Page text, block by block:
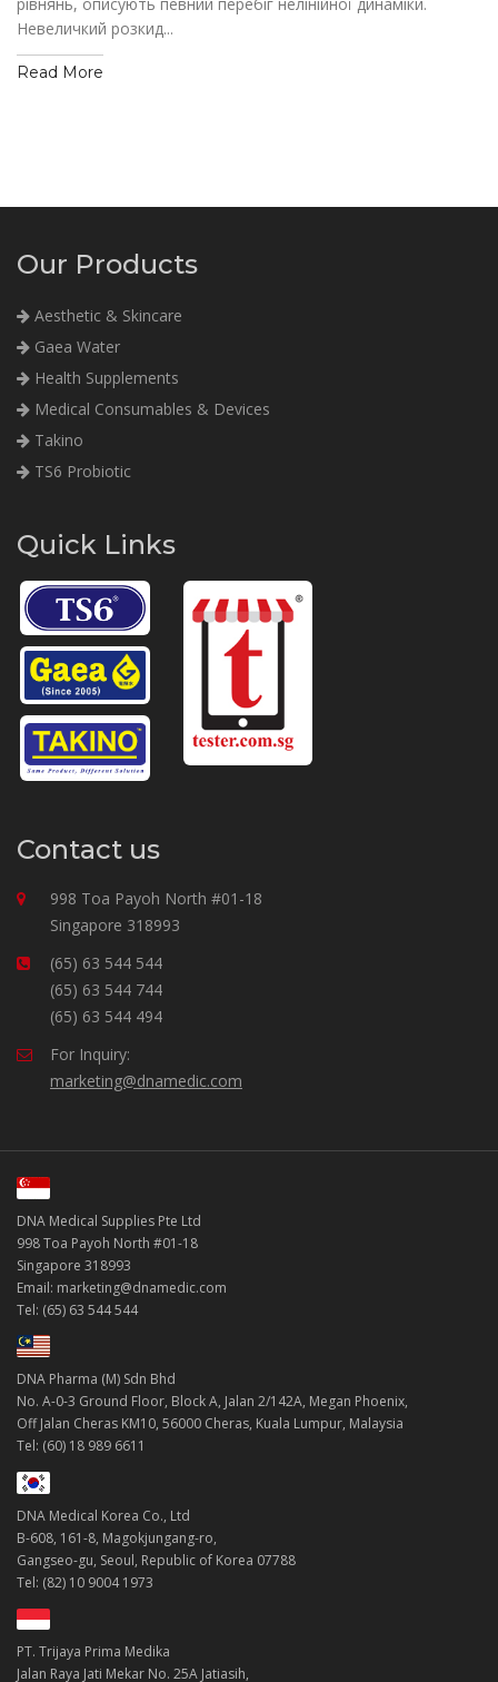
Невеличкий розкид...
Read More
Our Products
Aesthetic & Skincare
Gaea Water
Health Supplements
Medical Consumables & Devices
Takino
TS6 Probiotic
Quick Links
Contact us
998 Toa Payoh North #01-18
Singapore 318993
(65) 63 544 544
(65) 63 544 744
(65) 63 544 494
For Inquiry:
marketing@dnamedic.com
DNA Medical Supplies Pte Ltd
998 Toa Payoh North #01-18
Singapore 318993
Email: marketing@dnamedic.com
Tel: (65) 63 544 544
DNA Pharma (M) Sdn Bhd
No. A-0-3 Ground Floor, Block A, Jalan 2/142A, Megan Phoenix,
Off Jalan Cheras KM10, 56000 Cheras, Kuala Lumpur, Malaysia
Tel: (60) 18 989 6611
DNA Medical Korea Co., Ltd
B-608, 161-8, Magokjungang-ro,
Gangseo-gu, Seoul, Republic of Korea 07788
Tel: (82) 10 9004 1973
PT. Trijaya Prima Medika
Jalan Raya Jati Mekar No. 25A Jatiasih,